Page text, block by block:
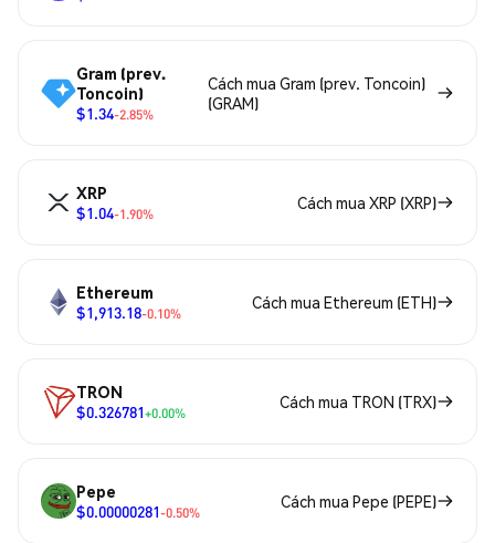
Gram (prev.
Toncoin)
$1.34-2.85%
Cách mua Gram (prev. Toncoin)
(GRAM)
XRP
$1.04-1.90%
Cách mua XRP (XRP)
Ethereum
$1,913.18-0.10%
Cách mua Ethereum (ETH)
TRON
$0.326781+0.00%
Cách mua TRON (TRX)
Pepe
$0.00000281-0.50%
Cách mua Pepe (PEPE)